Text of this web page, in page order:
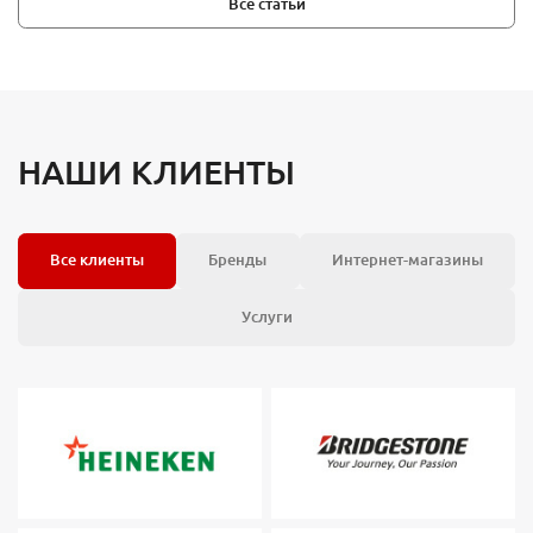
НАШИ КЛИЕНТЫ
Все клиенты Бренды Интернет-магазины
Услуги